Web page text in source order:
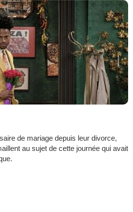
de mariage depuis leur divorce,
au sujet de cette journée qui avait